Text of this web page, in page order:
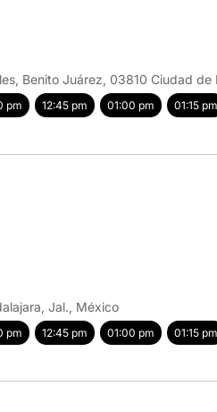
Benito Juárez, 03810 Ciudad
pm 12:45 pm 01:00 pm 01:15 pm
Jal., México
pm 12:45 pm 01:00 pm 01:15 pm